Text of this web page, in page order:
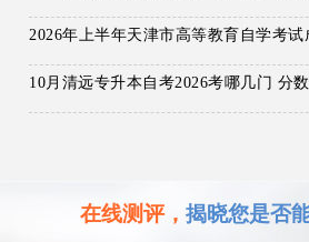
10月清远专升本自考2026考哪几门 分
在线测评， 揭晓您是否